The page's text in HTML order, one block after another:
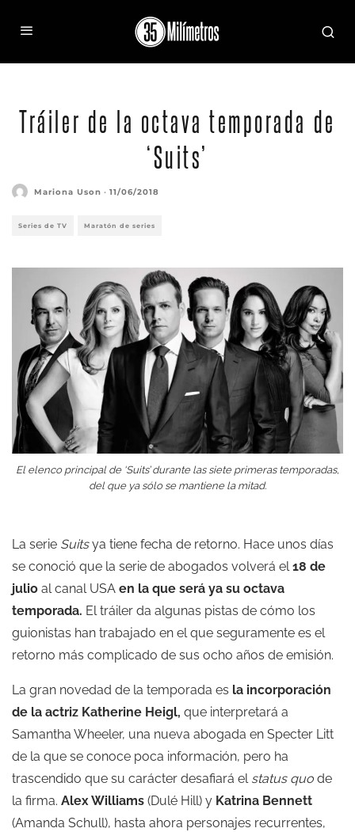
Tráiler de la octava temporada de
‘Suits’
Mariona Uson · 11/06/2018
Series de TV Maratón de series
El elenco principal de ‘Suits’ durante las siete primeras temporadas,
del que ya sólo se mantiene la mitad.
La serie Suitsya tiene fecha de retorno. Hace unos días
se conoció que la serie de abogados volverá el 18 de
julio al canal USA en la que será ya su octava
temporada. El tráiler da algunas pistas de cómo los
guionistas han trabajado en el que seguramente es el
retorno más complicado de sus ocho años de emisión.
La gran novedad de la temporada es la incorporación
de la actriz Katherine Heigl, que interpretará a
Samantha Wheeler, una nueva abogada en Specter Litt
de la que se conoce poca información, pero ha
trascendido que su carácter desafiará el status quo de
la firma. Alex Williams (Dulé Hill) y Katrina Bennett
(Amanda Schull), hasta ahora personajes recurrentes,